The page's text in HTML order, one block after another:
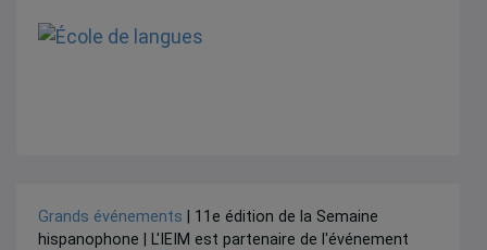
Grands événements | 11e édition de la Semaine
hispanophone | L'IEIM est partenaire de l'événement